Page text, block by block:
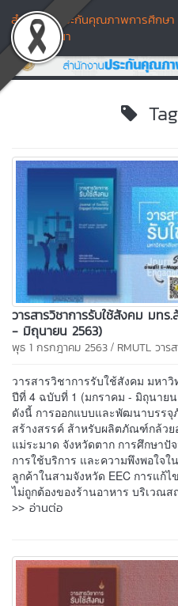
สำนักงานประกันคุณภาพการศึกษา
มงคลล้านนา
วารสารวิชาการรับใช้สังคม มท
- มิถุนายน 2563)
พุธ 1 กรกฎาคม 2563 / RMUTL วาร
วารสารวิชาการรับใช้สังคม มหา
ปีที่ 4 ฉบับที่ 1 (มกราคม - มิถุนาย
ดังนี้ การออกแบบและพัฒนาบรร
สร้างสรรค์ ส้าหรับผลิตภัณฑ์กล้วย
แม่ระมาด จังหวัดตาก การศึกษาปั
การใช้บริการ และความพึงพอใจ
ลูกค้าในสามจังหวัด EEC การแก้
ไม่ถูกต้องของร้านอาหาร บริเวณ
>> อ่านต่อ